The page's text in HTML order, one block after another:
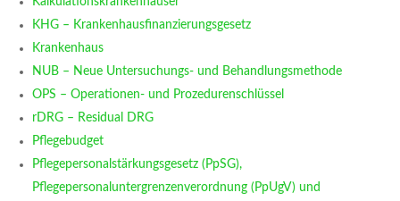
KHG – Krankenhausfinanzierungsgesetz
Krankenhaus
NUB – Neue Untersuchungs- und Behandlungsmethode
OPS – Operationen- und Prozedurenschlüssel
rDRG – Residual DRG
Pflegebudget
Pflegepersonalstärkungsgesetz (PpSG),
Pflegepersonaluntergrenzenverordnung (PpUgV) und